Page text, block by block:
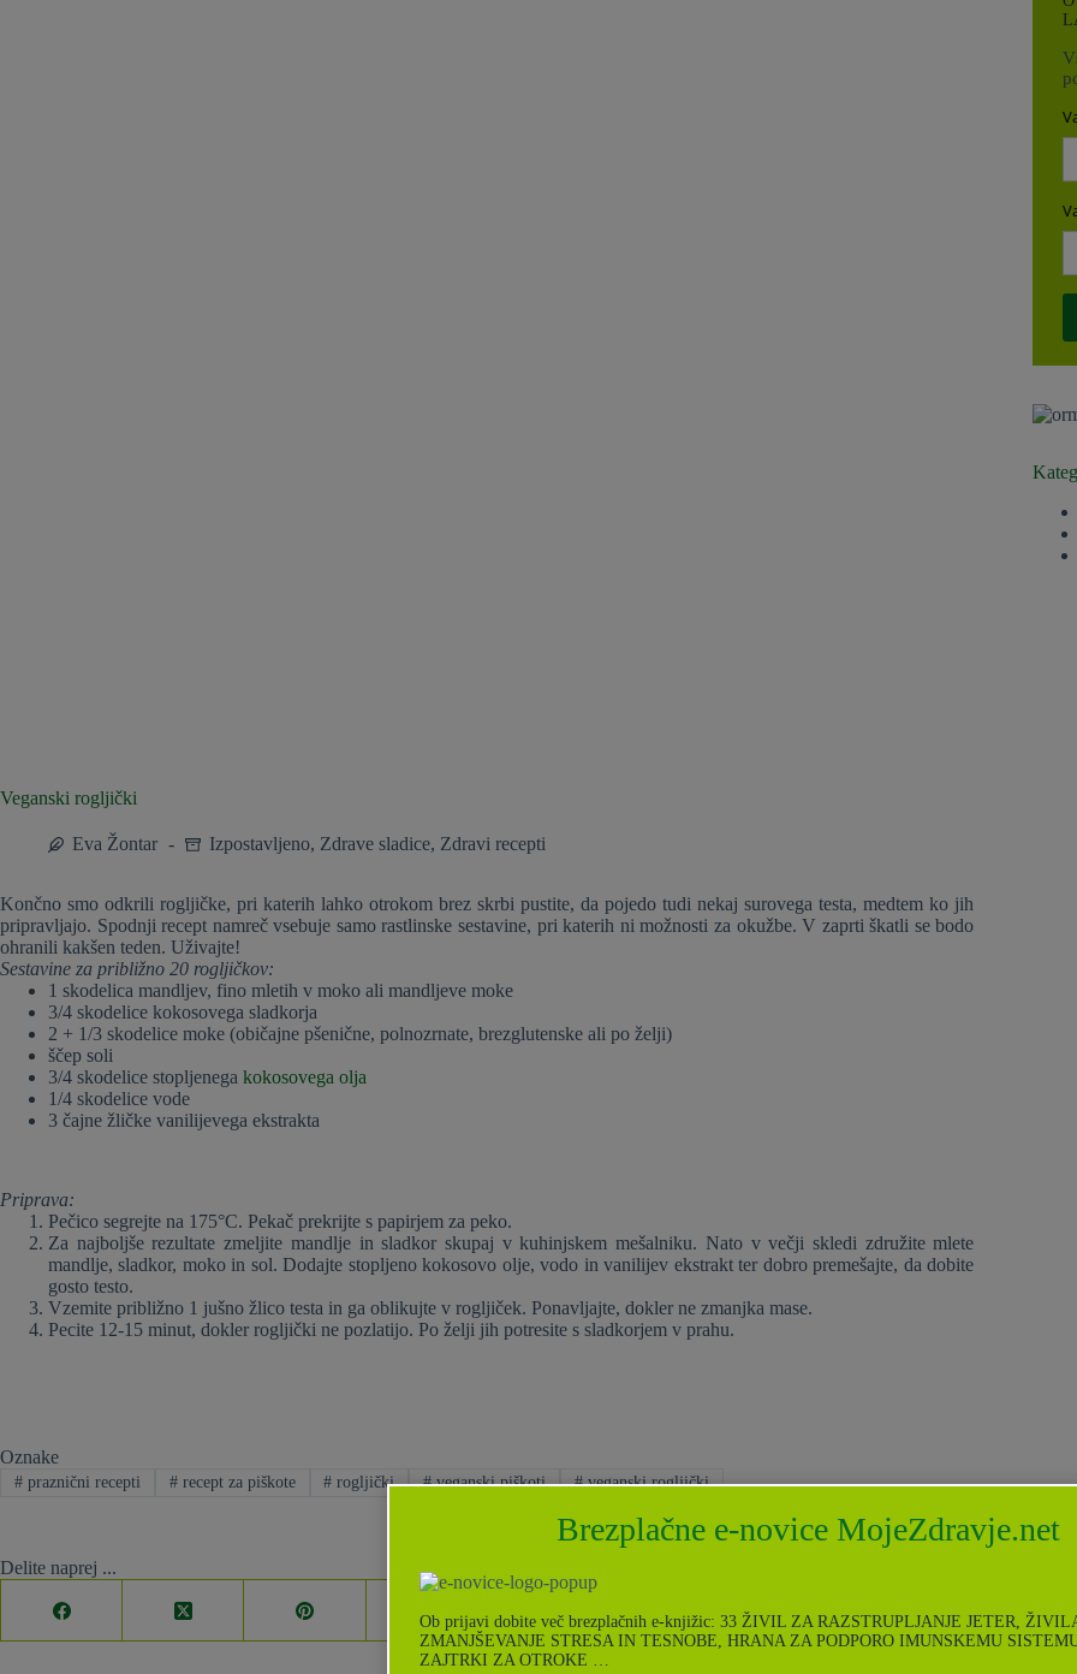
Veganski rogljički
Eva Žontar Izpostavljeno, Zdrave sladice, Zdravi recepti
Končno smo odkrili rogljičke, pri katerih lahko otrokom brez skrbi pustite, da pojedo tudi nekaj surovega testa, medtem ko jih
pripravljajo. Spodnji recept namreč vsebuje samo rastlinske sestavine, pri katerih ni možnosti za okužbe. V zaprti škatli se bodo
ohranili kakšen teden. Uživajte!
Sestavine za približno 20 rogljičkov:
1 skodelica mandljev, fino mletih v moko ali mandljeve moke
3/4 skodelice kokosovega sladkorja
2 + 1/3 skodelice moke (običajne pšenične, polnozrnate, brezglutenske ali po želji)
ščep soli
3/4 skodelice stopljenega kokosovega olja
1/4 skodelice vode
3 čajne žličke vanilijevega ekstrakta
Priprava:
Pečico segrejte na 175°C. Pekač prekrijte s papirjem za peko.
Za najboljše rezultate zmeljite mandlje in sladkor skupaj v kuhinjskem mešalniku. Nato v večji skledi združite mlete
mandlje, sladkor, moko in sol. Dodajte stopljeno kokosovo olje, vodo in vanilijev ekstrakt ter dobro premešajte, da dobite
gosto testo.
Vzemite približno 1 jušno žlico testa in ga oblikujte v rogljiček. Ponavljajte, dokler ne zmanjka mase.
Pecite 12-15 minut, dokler rogljički ne pozlatijo. Po želji jih potresite s sladkorjem v prahu.
Oznake
#praznični recepti #recept za piškote # rogljički #veganski piškoti #veganski rogljički
Delite naprej ...
Brezplačne e-novice MojeZdravje.net
Ob prijavi dobite več brezplačnih e-knjižic: 33 ŽIVIL ZA RAZSTRUPLJANJE JETER,
ZMANJŠEVANJE STRESA IN TESNOBE, HRANA ZA PODPORO IMUNSKEMU
ZAJTRKI ZA OTROKE …